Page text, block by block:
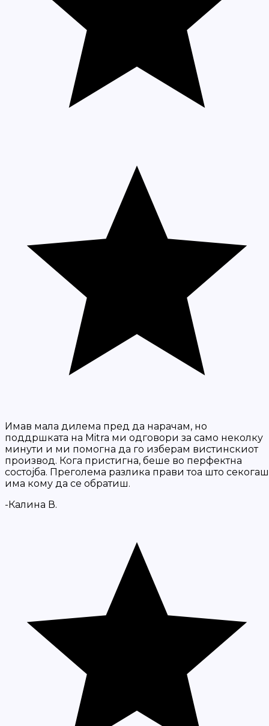
Имав мала дилема пред да нарачам, но
поддршката на Mitra ми одговори за само неколку
минути и ми помогна да го изберам вистинскиот
производ. Кога пристигна, беше во перфектна
состојба. Преголема разлика прави тоа што секогаш
има кому да се обратиш.
-Калина В.